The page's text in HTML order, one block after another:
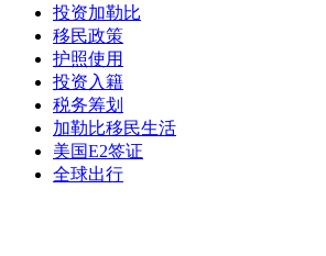
投资加勒比
移民政策
护照使用
投资入籍
税务筹划
加勒比移民生活
美国E2签证
全球出行